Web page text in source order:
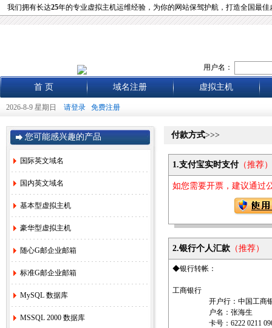
我们拥有长达25年的专业虚拟主机运维经验，为你的网站保驾护航，打造全国最佳
用户名：
首 页 域名注册 虚拟主机
2026-8-9 星期日 请登录 免费注册
您可能感兴趣的产品
国际英文域名
国内英文域名
基本型虚拟主机
豪华型虚拟主机
随心G邮企业邮箱
标准G邮企业邮箱
MySQL 数据库
MSSQL 2000 数据库
付款方式>>>
1.支付宝实时支付（推荐）
如您需要开票，建议通过
2.银行个人汇款 （推荐）
◆银行转帐：
工商银行
开户行：中国工商银
户名：张海生
卡号：6222 0211 0900